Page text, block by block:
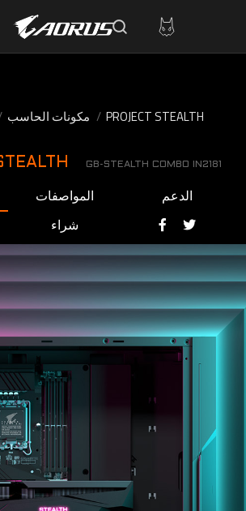
مكونات الحاسب PROJECT STEALTH
GB-STEALTH COMBO IN2181
المواصفات
الدعم
شراء